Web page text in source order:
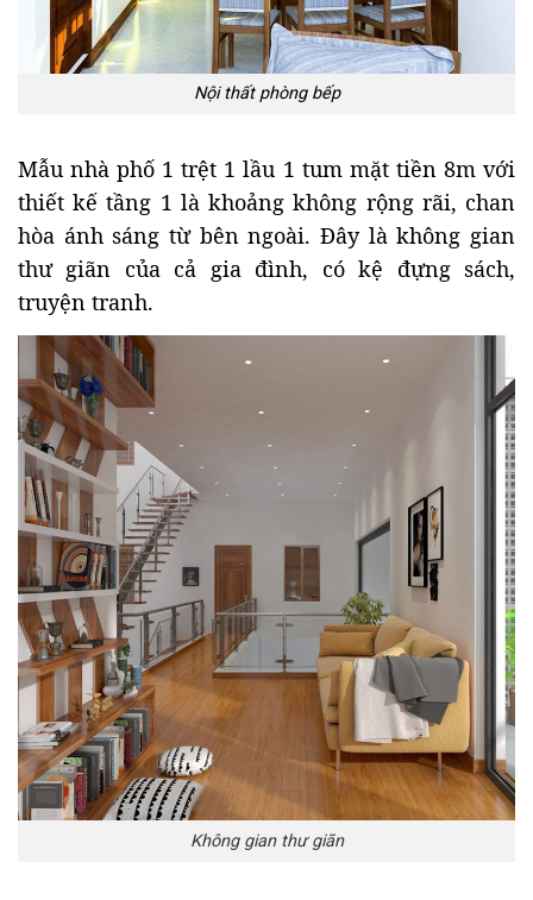
Nội thất phòng bếp
Mẫu nhà phố 1 trệt 1 lầu 1 tum mặt tiền 8m với
thiết kế tầng 1 là khoảng không rộng rãi, chan
hòa ánh sáng từ bên ngoài. Đây là không gian
thư giãn của cả gia đình, có kệ đựng sách,
truyện tranh.
Không gian thư giãn